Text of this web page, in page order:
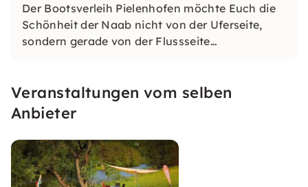
Der Bootsverleih Pielenhofen möchte Euch die
Schönheit der Naab nicht von der Uferseite,
sondern gerade von der Flussseite
wie geschaffen.
Veranstaltungen vom selben
Anbieter